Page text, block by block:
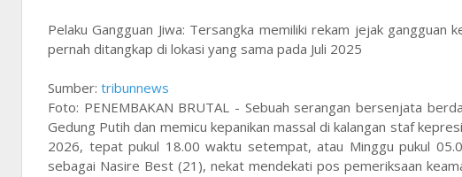
Pelaku Gangguan Jiwa: Tersangka memiliki rekam jejak
pernah ditangkap di lokasi yang sama pada Juli 2025
Sumber: tribunnews
Foto: PENEMBAKAN BRUTAL - Sebuah serangan bersenjata
Gedung Putih dan memicu kepanikan massal di kalangan staf
2026, tepat pukul 18.00 waktu setempat, atau Minggu pukul
sebagai Nasire Best (21), nekat mendekati pos pemeriksaan